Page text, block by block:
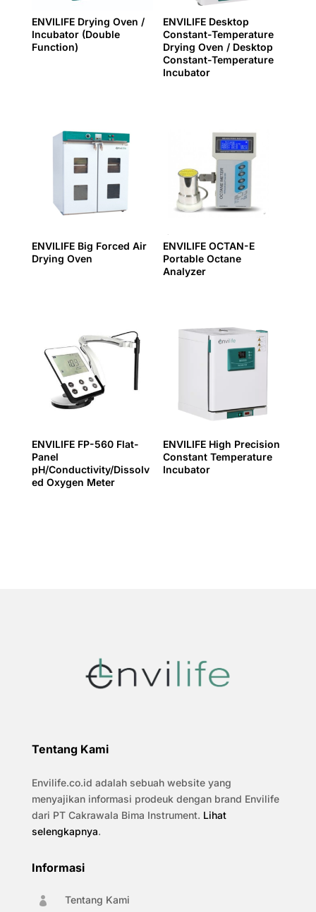
ENVILIFE Drying Oven /
Incubator (Double
Function)
ENVILIFE Desktop
Constant-Temperature
Drying Oven / Desktop
Constant-Temperature
Incubator
ENVILIFE Big Forced Air
Drying Oven
ENVILIFE OCTAN-E
Portable Octane
Analyzer
ENVILIFE FP-560 Flat-
Panel
pH/Conductivity/Dissolv
ed Oxygen Meter
ENVILIFE High Precision
Constant Temperature
Incubator
Tentang Kami
Envilife.co.id adalah sebuah website yang
menyajikan informasi prodeuk dengan brand Envilife
dari PT Cakrawala Bima Instrument. Lihat
selengkapnya.
Informasi
 Tentang Kami